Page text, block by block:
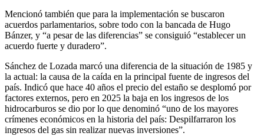
Mencionó también que para la implementación se buscaron
acuerdos parlamentarios, sobre todo con la bancada de Hugo
Bánzer, y “a pesar de las diferencias” se consiguió “establecer un
acuerdo fuerte y duradero”.
Sánchez de Lozada marcó una diferencia de la situación de 1985 y
la actual: la causa de la caída en la principal fuente de ingresos del
país. Indicó que hace 40 años el precio del estaño se desplomó por
factores externos, pero en 2025 la baja en los ingresos de los
hidrocarburos se dio por lo que denominó “uno de los mayores
crímenes económicos en la historia del país: Despilfarraron los
ingresos del gas sin realizar nuevas inversiones”.